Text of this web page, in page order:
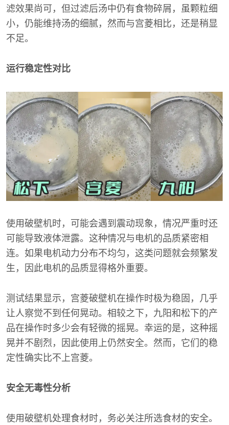
滤效果尚可，但过滤后汤中仍有食物碎屑，虽颗粒细
小，仍能维持汤的细腻，然而与宫菱相比，还是稍显
不足。
运行稳定性对比
使用破壁机时，可能会遇到震动现象，情况严重时还
可能导致液体泄露。这种情况与电机的品质紧密相
连。如果电机动力分布不均匀，这类问题就会频繁发
生，因此电机的品质显得格外重要。
测试结果显示，宫菱破壁机在操作时极为稳固，几乎
让人察觉不到任何晃动。相较之下，九阳和松下的产
品在操作时多少会有轻微的摇晃。幸运的是，这种摇
晃并不剧烈，因此使用上仍然安全。然而，它们的稳
定性确实比不上宫菱。
安全无毒性分析
使用破壁机处理食材时，务必关注所选食材的安全。